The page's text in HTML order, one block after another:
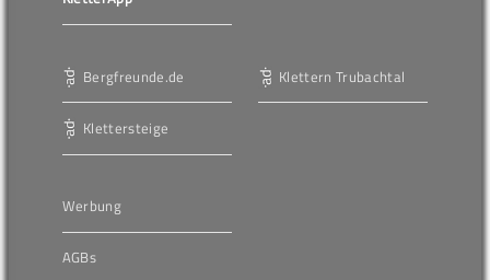
Bergfreunde.de
Klettersteige
Klettern Trubachtal
Werbung
AGBs